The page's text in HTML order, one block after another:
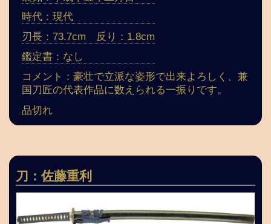
時代：現代
刃長：73.7cm 反り：1.8cm
鑑定書：なし
コメント：豪壮で立派な姿形で出来よろしく、兼
国刀匠の代表作品に数えられる一振りです。
品切れ
刀：佐藤重利